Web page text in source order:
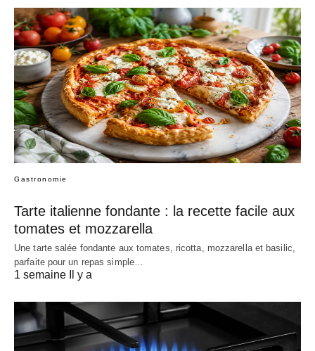
Gastronomie
Tarte italienne fondante : la recette facile aux
tomates et mozzarella
Une tarte salée fondante aux tomates, ricotta, mozzarella et basilic,
parfaite pour un repas simple…
1 semaine Il y a